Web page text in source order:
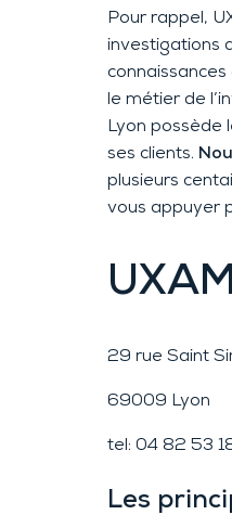
Pour rappel,
investigations
le métier de
Lyon possède
ses clients.
plusieurs
vous appuyer
UXAM
29 rue Saint
69009 Lyon
tel: 04 82 53
Les